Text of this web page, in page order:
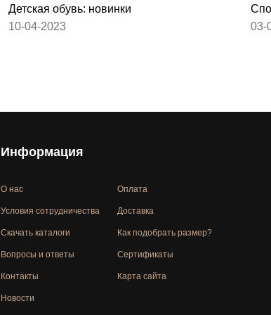
Детская обувь: новинки
10-04-2023
03-
Информация
О нас
Условия сотрудничества
Скачать каталоги
Вопросы и ответы
Контакты
Новости
Оплата
Доставка
Как подобрать размер?
Сертификаты
Карта сайта